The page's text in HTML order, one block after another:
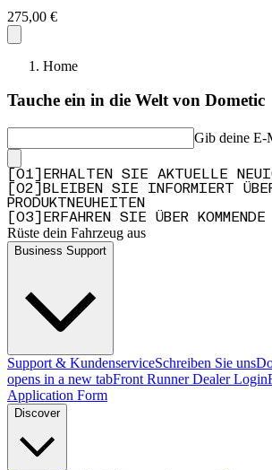
275,00 €
Home
Tauche ein in die Welt von Dometic
Gib deine E-
01
ERHALTEN SIE AKTUELLE
02
BLEIBEN SIE INFORMIERT
PRODUKTNEUHEITEN
03 ERFAHREN SIE ÜBER
Rüste dein Fahrzeug aus
Business Support
Support & KundenserviceSchreiben Sie uns
opens in a new tabFront Runner Dealer Login
Application Form
Discover